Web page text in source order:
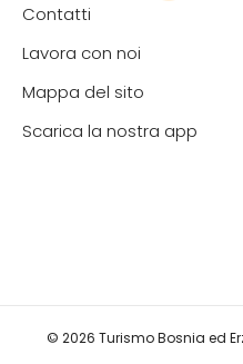
Contatti
Lavora con noi
Mappa del sito
Scarica la nostra app
© 2026 Turismo Bosnia ed